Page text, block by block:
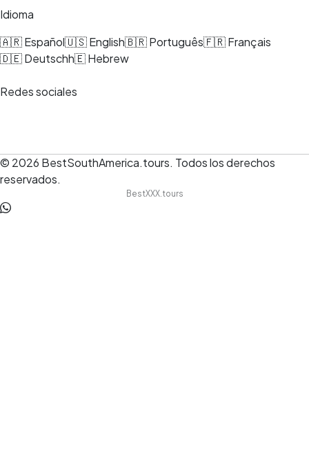
Idioma
🇦🇷 Español🇺🇸 English🇧🇷 Português🇫🇷 Français
🇩🇪 Deutschh🇪 Hebrew
Redes sociales
© 2026 BestSouthAmerica.tours. Todos los derechos
reservados.
BestXXX.tours